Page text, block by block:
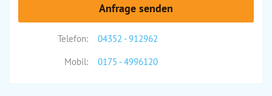
Anfrage senden
Telefon:
04352 - 912962
Mobil:
0175 - 4996120